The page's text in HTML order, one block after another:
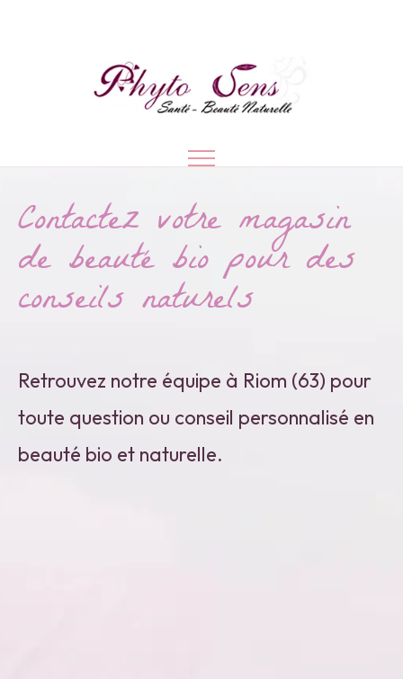
Contactez votre magasin
de beauté bio pour des
conseils naturels
Retrouvez notre équipe à Riom (63) pour
toute question ou conseil personnalisé en
beauté bio et naturelle.